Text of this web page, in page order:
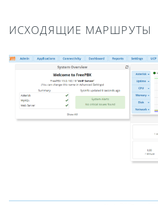
ИСХОДЯЩИЕ МАРШРУТЫ